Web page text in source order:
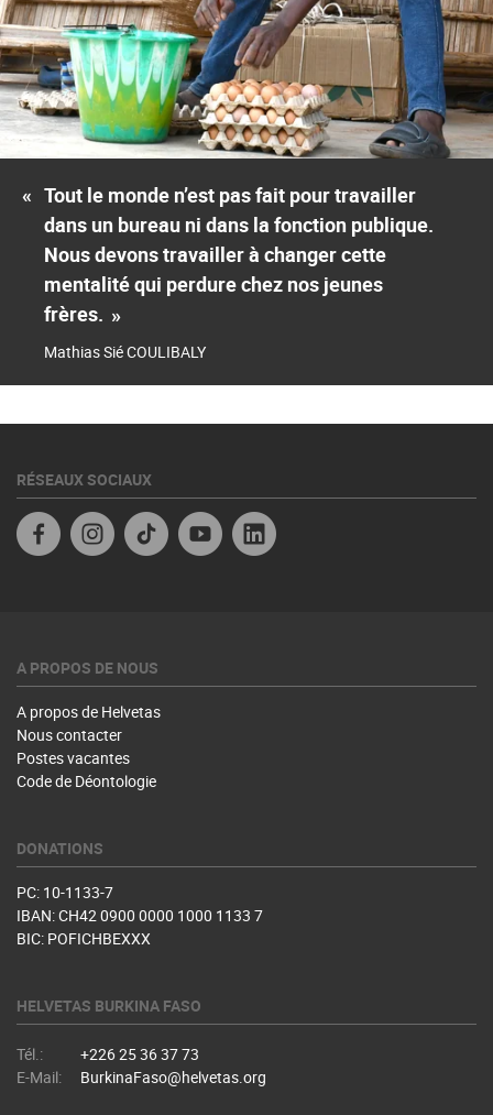
« Tout le monde n’est pas fait pour travailler
dans un bureau ni dans la fonction publique.
Nous devons travailler à changer cette
mentalité qui perdure chez nos jeunes
frères. »
Mathias Sié COULIBALY
RÉSEAUX SOCIAUX
FacebookInstagramTikTok YouTube
A PROPOS DE NOUS
A propos de Helvetas
Nous contacter
Postes vacantes
Code de Déontologie
DONATIONS
PC: 10-1133-7
IBAN: CH42 0900 0000 1000 1133 7
BIC: POFICHBEXXX
HELVETAS BURKINA FASO
Tél.:
+226 25 36 37 73
E-Mail:
BurkinaFaso@helvetas.org